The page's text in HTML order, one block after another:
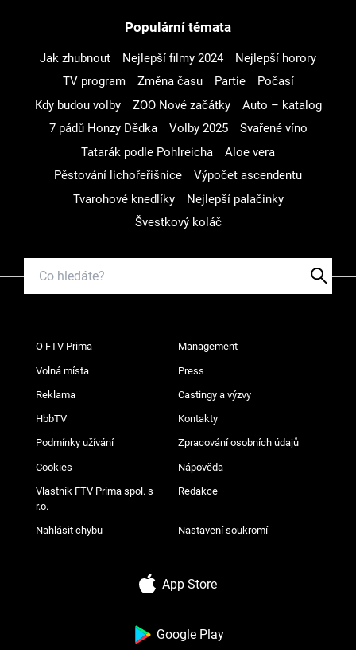
Populární témata
Jak zhubnout Nejlepší filmy 2024
Nejlepší horory
TV program
Změna času Partie
Počasí
Kdy budou volby
ZOO Nové začátky
Auto – katalog
7 pádů Honzy Dědka
Volby 2025
Svařené víno
Tatarák podle Pohlreicha
Aloe vera
Pěstování lichořeřišnice
Výpočet ascendentu
Tvarohové knedlíky
Nejlepší palačinky
Švestkový koláč
O FTV Prima Management
Volná místa Press
Reklama Castingy a výzvy
HbbTV Kontakty
Podmínky užívání Zpracování osobních údajů
Cookies Nápověda
Vlastník FTV Prima spol. s
r.o.
Redakce
Nahlásit chybu Nastavení soukromí
App Store
Google Play